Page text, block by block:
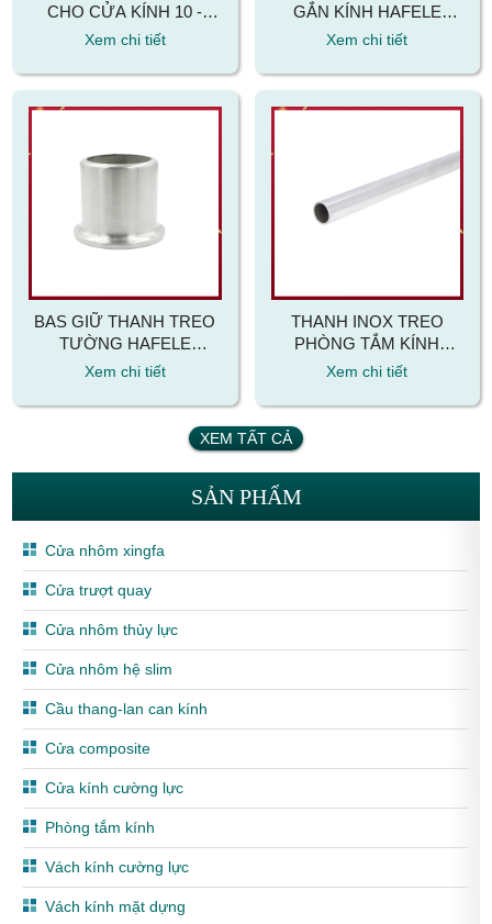
CHO CỬA KÍNH 10 -
12MM HAFELE
Xem chi tiết
GẮN KÍNH HAFELE
981.52.793 PHI 19
Xem chi tiết
BAS GIỮ THANH TREO
TƯỜNG HAFELE
981.52.791 PHI 19
Xem chi tiết
THANH INOX TREO
PHÒNG TẮM KÍNH
HAFELE 981.74.000
Xem chi tiết
XEM TẤT CẢ
SẢN PHẨM
Cửa nhôm xingfa
Cửa trượt quay
Cửa nhôm thủy lực
Cửa nhôm hệ slim
Cầu thang-lan can kính
Cửa composite
Cửa kính cường lực
Phòng tắm kính
Vách kính cường lực
Vách kính mặt dựng